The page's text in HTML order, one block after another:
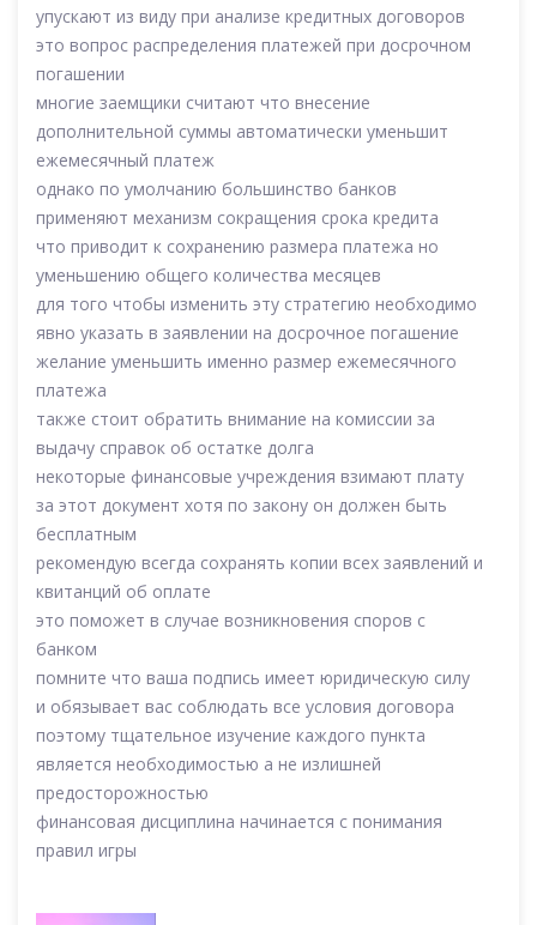
упускают из виду при анализе кредитных договоров
это вопрос распределения платежей при досрочном
погашении
многие заемщики считают что внесение
дополнительной суммы автоматически уменьшит
ежемесячный платеж
однако по умолчанию большинство банков
применяют механизм сокращения срока кредита
что приводит к сохранению размера платежа но
уменьшению общего количества месяцев
для того чтобы изменить эту стратегию необходимо
явно указать в заявлении на досрочное погашение
желание уменьшить именно размер ежемесячного
платежа
также стоит обратить внимание на комиссии за
выдачу справок об остатке долга
некоторые финансовые учреждения взимают плату
за этот документ хотя по закону он должен быть
бесплатным
рекомендую всегда сохранять копии всех заявлений и
квитанций об оплате
это поможет в случае возникновения споров с
банком
помните что ваша подпись имеет юридическую силу
и обязывает вас соблюдать все условия договора
поэтому тщательное изучение каждого пункта
является необходимостью а не излишней
предосторожностью
финансовая дисциплина начинается с понимания
правил игры